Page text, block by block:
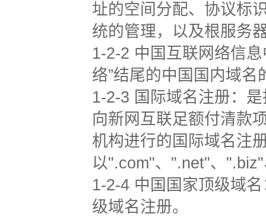
址的空间分配、协议标
统的管理，以及根服务
1-2-2 中国互联网络信息
络”结尾的中国国内域
1-2-3 国际域名注册：
向新网互联足额付清款
机构进行的国际域名注
以".com"、".net"、
1-2-4 中国国家顶级域
级域名注册。